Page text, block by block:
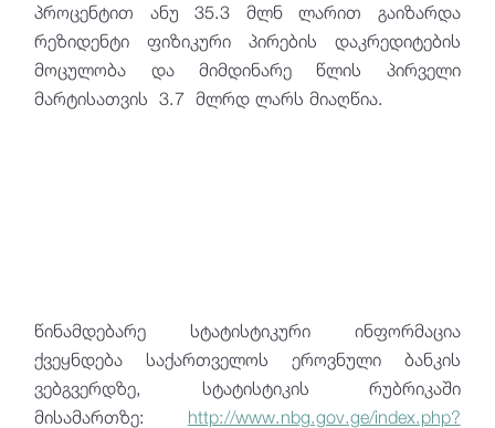
პროცენტით ანუ 35.3 მლნ ლარით გაიზარდა
რეზიდენტი ფიზიკური პირების დაკრედიტების
მოცულობა და მიმდინარე წლის პირველი
მარტისათვის 3.7 მლრდ ლარს მიაღწია.
წინამდებარე სტატისტიკური ინფორმაცია
ქვეყნდება საქართველოს ეროვნული ბანკის
ვებგვერდზე, სტატისტიკის რუბრიკაში
მისამართზე: http://www.nbg.gov.ge/index.php?